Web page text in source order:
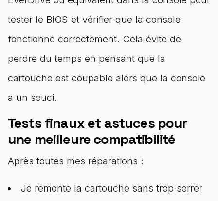
tester le BIOS et vérifier que la console
fonctionne correctement. Cela évite de
perdre du temps en pensant que la
cartouche est coupable alors que la console
a un souci.
Tests finaux et astuces pour
une meilleure compatibilité
Après toutes mes réparations :
Je remonte la cartouche sans trop serrer